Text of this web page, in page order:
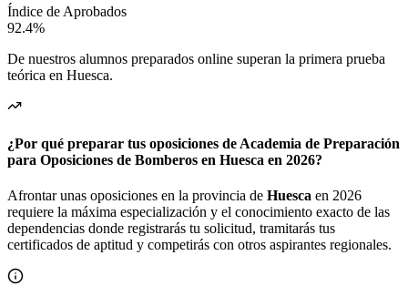
Índice de Aprobados
92.4%
De nuestros alumnos preparados online superan la primera prueba
teórica en Huesca.
¿Por qué preparar tus oposiciones de Academia de Preparación
para Oposiciones de Bomberos en Huesca en 2026?
Afrontar unas oposiciones en la provincia deHuesca en 2026
requiere la máxima especialización y el conocimiento exacto de las
dependencias donde registrarás tu solicitud, tramitarás tus
certificados de aptitud y competirás con otros aspirantes regionales.